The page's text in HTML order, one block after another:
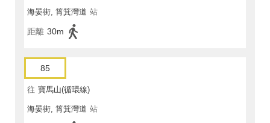
海晏街, 筲箕灣道 站
距離 30m
85
往 寶馬山(循環線)
海晏街, 筲箕灣道 站